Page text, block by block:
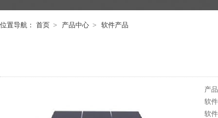
位置导航： 首页 > 产品中心 > 软件产品
产
软
软